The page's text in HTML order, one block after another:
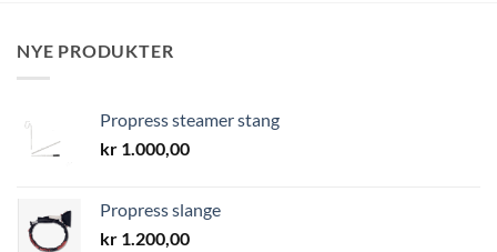
NYE PRODUKTER
Propress steamer stang
kr 1.000,00
Propress slange
kr 1.200,00